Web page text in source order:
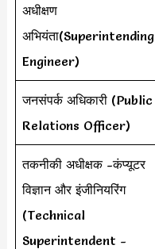
अधीक्षण
अभियंता(Superintending
Engineer)
जनसंपर्क अधिकारी (Public
Relations Officer)
तकनीकी अधीक्षक -कंप्यूटर
विज्ञान और इंजीनियरिंग
(Technical
Superintendent -